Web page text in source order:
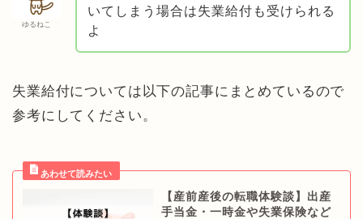
ゆるねこ
いてしまう場合は失業給付も受けられる
よ
失業給付については以下の記事にまとめているので
参考にしてください。
【産前産後の転職体験談】出産
手当金・一時金や失業保険など